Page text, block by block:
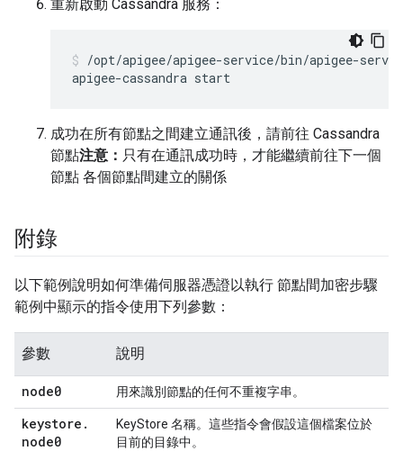
重新啟動 Cassandra 服務：
/opt/apigee/apigee-service/bin/apigee-
apigee-cassandra start
成功在所有節點之間建立通訊後，請前往 Cassandra
節點注意： 只有在通訊成功時，才能繼續前往下一個
節點 各個節點間建立的關係
附錄
以下範例說明如何準備伺服器憑證以執行 節點間加密步驟
範例中顯示的指令使用下列參數：
參數 說明
node0 用來識別節點的任何不重複字串。
keystore .
node0
KeyStore 名稱。這些指令會假設這個檔案位於
目前的目錄中。